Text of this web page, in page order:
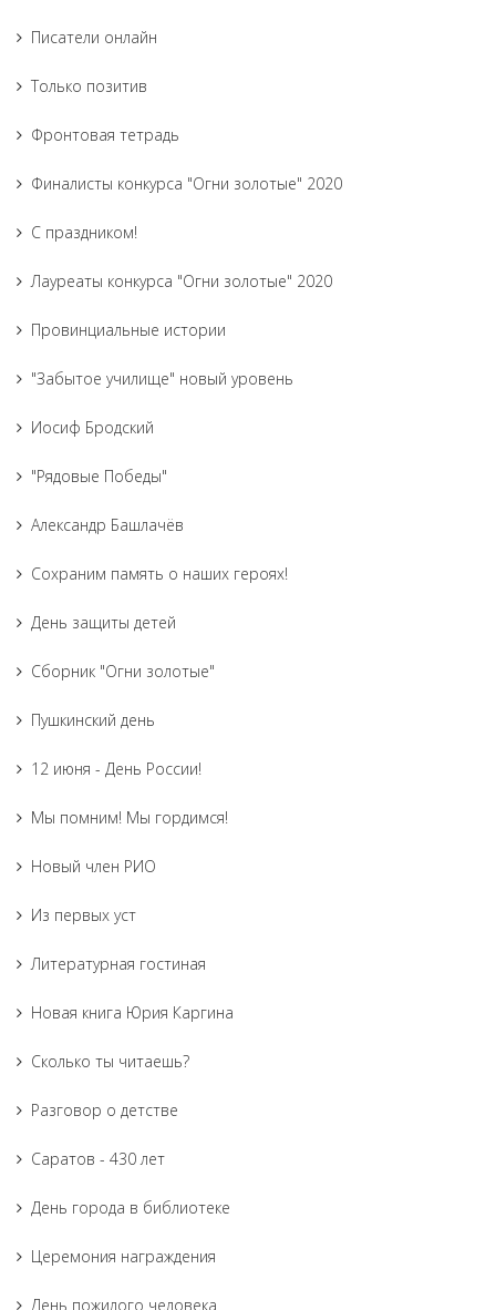
Писатели онлайн
Только позитив
Фронтовая тетрадь
Финалисты конкурса "Огни золотые" 2020
С праздником!
Лауреаты конкурса "Огни золотые" 2020
Провинциальные истории
"Забытое училище" новый уровень
Иосиф Бродский
"Рядовые Победы"
Александр Башлачёв
Сохраним память о наших героях!
День защиты детей
Сборник "Огни золотые"
Пушкинский день
12 июня - День России!
Мы помним! Мы гордимся!
Новый член РИО
Из первых уст
Литературная гостиная
Новая книга Юрия Каргина
Сколько ты читаешь?
Разговор о детстве
Саратов - 430 лет
День города в библиотеке
Церемония награждения
День пожилого человека